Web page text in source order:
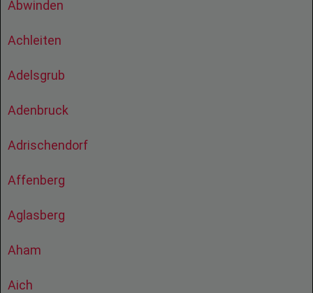
Abwinden
Achleiten
Adelsgrub
Adenbruck
Adrischendorf
Affenberg
Aglasberg
Aham
Aich